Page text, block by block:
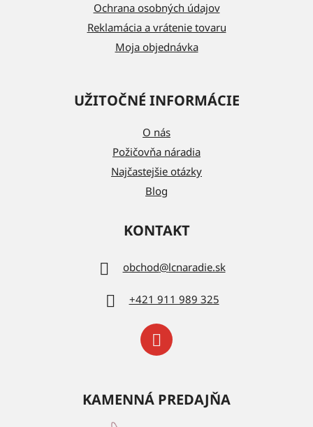
Ochrana osobných údajov
Reklamácia a vrátenie tovaru
Moja objednávka
UŽITOČNÉ INFORMÁCIE
O nás
Požičovňa náradia
Najčastejšie otázky
Blog
KONTAKT
obchod@lcnaradie.sk
+421 911 989 325
KAMENNÁ PREDAJŇA